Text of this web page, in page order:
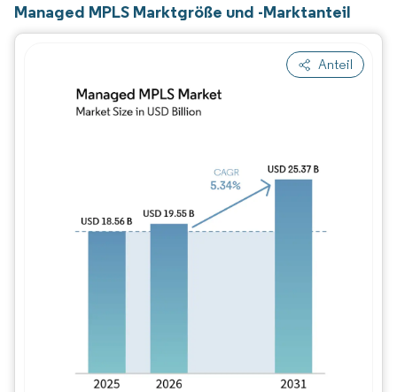
Managed MPLS Marktgröße und -Marktanteil
Anteil